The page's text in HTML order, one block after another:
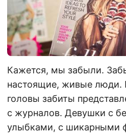
Кажется, мы забыли.
настоящие, живые люди.
головы забиты
с журналов. Девушки с
улыбками, с шикарными